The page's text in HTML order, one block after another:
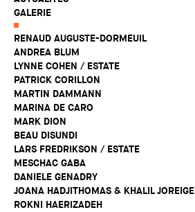
GALERIE
RENAUD AUGUSTE-DORMEUIL
ANDREA BLUM
LYNNE COHEN / ESTATE
PATRICK CORILLON
MARTIN DAMMANN
MARINA DE CARO
MARK DION
BEAU DISUNDI
LARS FREDRIKSON / ESTATE
MESCHAC GABA
DANIELE GENADRY
JOANA HADJITHOMAS & KHALIL JOREIGE
ROKNI HAERIZADEH